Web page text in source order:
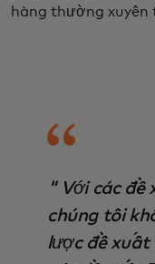
hàng thường
" Với các đề
chúng tôi
lược đề xuất